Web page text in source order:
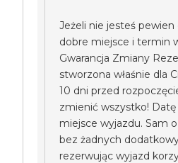
Jeżeli nie jesteś
dobre miejsce i termin
Gwarancja Zmiany
stworzona właśnie dla
10 dni przed
zmienić wszystko!
miejsce wyjazdu. Sam
bez żadnych
rezerwując wyjazd